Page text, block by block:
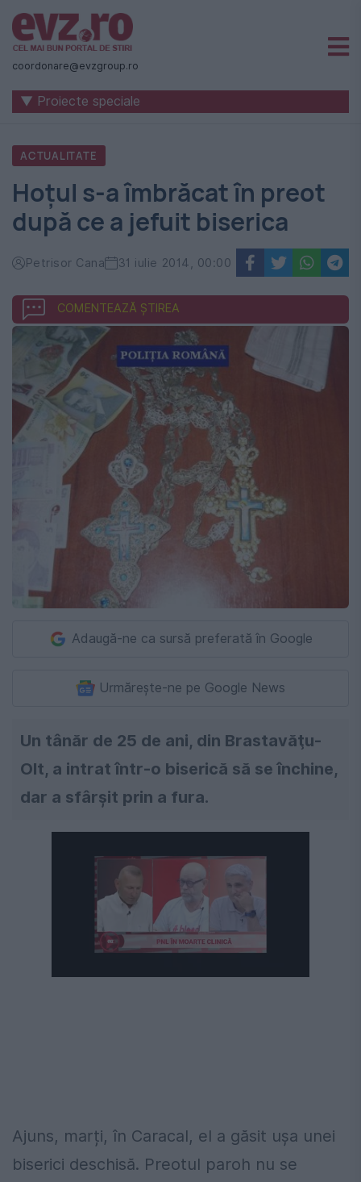
Știri
naționale
internaționale
România
-
Evenimentul
Zilei
coordonare@evzgroup.ro
▼ Proiecte speciale
ACTUALITATE
Hoțul s-a îmbrăcat în preot
după ce a jefuit biserica
Petrisor Cana 31 iulie 2014, 00:00
COMENTEAZĂ ȘTIREA
Adaugă-ne ca sursă preferată în Google
Urmărește-ne pe Google News
Un tânăr de 25 de ani, din Brastavăţu-
Olt, a intrat într-o biserică să se închine,
dar a sfârșit prin a fura.
Ajuns, marți, în Caracal, el a găsit ușa unei
biserici deschisă. Preotul paroh nu se